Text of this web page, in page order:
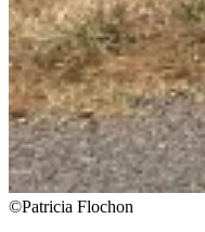
©Patricia Flochon